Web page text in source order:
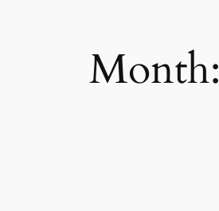
Month: